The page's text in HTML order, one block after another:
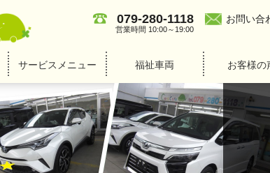
079-280-1118
営業時間 10:00～19:00
お問い合
サービスメニュー 福祉車両 お客様の